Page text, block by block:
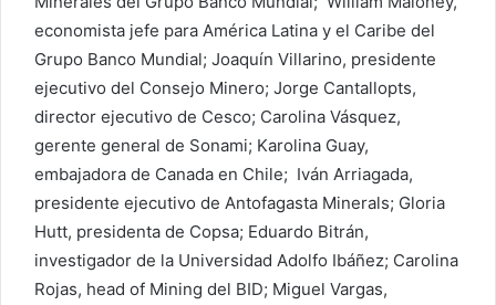
economista jefe para América Latina y el Caribe del
Grupo Banco Mundial; Joaquín Villarino, presidente
ejecutivo del Consejo Minero; Jorge Cantallopts,
director ejecutivo de Cesco; Carolina Vásquez,
gerente general de Sonami; Karolina Guay,
embajadora de Canada en Chile; Iván Arriagada,
presidente ejecutivo de Antofagasta Minerals; Gloria
Hutt, presidenta de Copsa; Eduardo Bitrán,
investigador de la Universidad Adolfo Ibáñez; Carolina
Rojas, head of Mining del BID; Miguel Vargas,